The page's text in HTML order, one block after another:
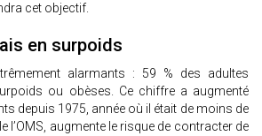
cet objectif.
en surpoids
alarmants : 59 % des adultes
ou obèses. Ce chiffre a augmenté
depuis 1975, année où il était de moins de
l’OMS, augmente le risque de contracter de